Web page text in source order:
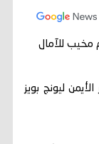
مخيب للآمال
ليونج بويز